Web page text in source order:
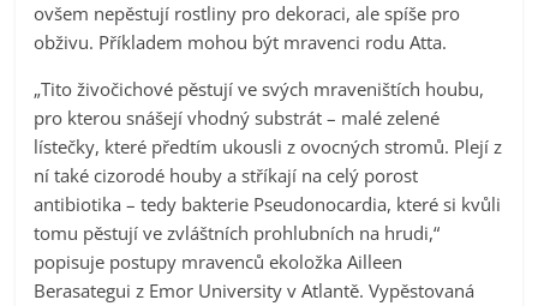
ovšem nepěstují rostliny pro dekoraci, ale spíše pro
obživu. Příkladem mohou být mravenci rodu Atta.
„Tito živočichové pěstují ve svých mraveništích houbu,
pro kterou snášejí vhodný substrát – malé zelené
lístečky, které předtím ukousli z ovocných stromů. Plejí z
ní také cizorodé houby a stříkají na celý porost
antibiotika – tedy bakterie Pseudonocardia, které si kvůli
tomu pěstují ve zvláštních prohlubních na hrudi,“
popisuje postupy mravenců ekoložka Ailleen
Berasategui z Emor University v Atlantě. Vypěstovaná